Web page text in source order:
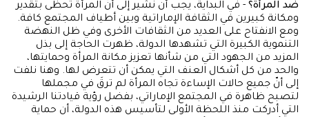
ضد المرأة؟ - في البداية، يجب أن نشير إلى أنّ المرأة تحظى بتقدير
ومكانة كبيرين في الثقافة الإماراتية وبين أطياف المجتمع كافة.
ومع الانفتاح على العديد من الثقافات الأخرى وفي ظل النهضة
التنموية الكبيرة التي تشهدها الدولة، ظهرت الحاجة إلى بذل
المزيد من الجهود التي من شأنها تعزيز مكانة المرأة وحمايتها،
والحد من كل أشكال العنف التي يمكن أن تتعرض لها. وهنا نلفت
إلى أنّ جميع حالات الإساءة تجاه المرأة لم ترقَ في مجملها
لتصبح ظاهرة في المجتمع الإماراتي، بفضل رؤية قيادتنا الرشيدة
التي أدركت منذ اللحظة الأولى لتأسيس هذه الدولة، أن حماية